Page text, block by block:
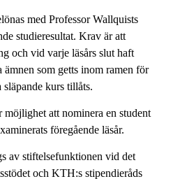
med Professor Wallquists
studieresultat. Krav är att
och vid varje läsårs slut haft
som getts inom ramen för
kurs tillåts.
att nominera en student
föregående läsår.
av stiftelsefunktionen vid det
och KTH:s stipendieråds